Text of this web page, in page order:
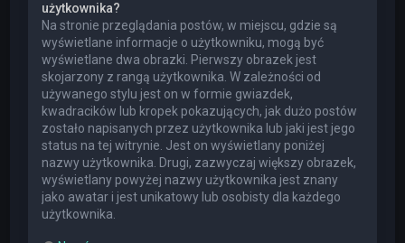
użytkownika?
Na stronie przeglądania postów, w miejscu, gdzie są
wyświetlane informacje o użytkowniku, mogą być
wyświetlane dwa obrazki. Pierwszy obrazek jest
skojarzony z rangą użytkownika. W zależności od
używanego stylu jest on w formie gwiazdek,
kwadracików lub kropek pokazujących, jak dużo postów
zostało napisanych przez użytkownika lub jaki jest jego
status na tej witrynie. Jest on wyświetlany poniżej
nazwy użytkownika. Drugi, zazwyczaj większy obrazek,
wyświetlany powyżej nazwy użytkownika jest znany
jako awatar i jest unikatowy lub osobisty dla każdego
użytkownika.